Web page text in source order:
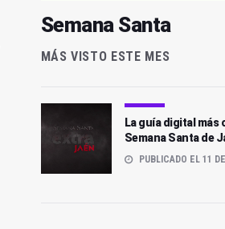
Semana Santa
MÁS VISTO ESTE MES
La guía digital más
Semana Santa de
PUBLICADO EL 11